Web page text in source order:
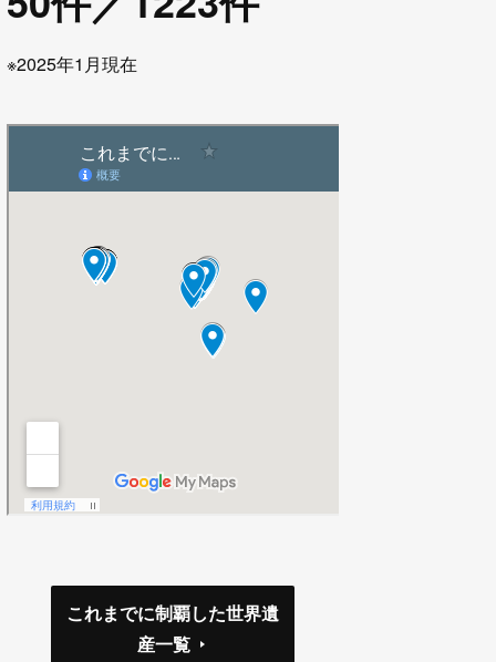
※2025年1月現在
これまでに制覇した世界遺
産一覧